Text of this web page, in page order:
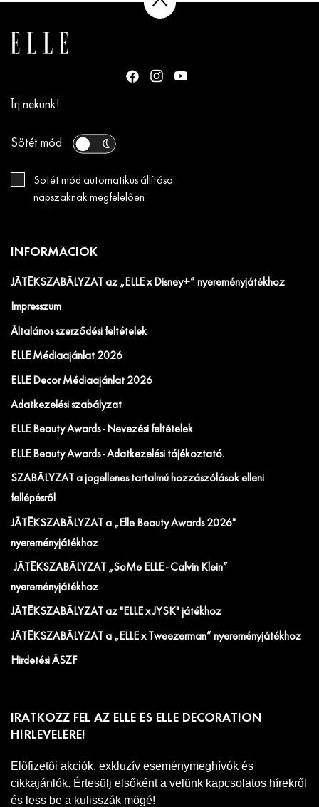
Írj nekünk!
Sötét mód
Sötét mód automatikus állítása
napszaknak megfelelően
INFORMÁCIÓK
JÁTÉKSZABÁLYZAT az „ELLE x Disney+” nyereményjátékhoz
Impresszum
Általános szerződési feltételek
ELLE Médiaajánlat 2026
ELLE Decor Médiaajánlat 2026
Adatkezelési szabályzat
ELLE Beauty Awards - Nevezési feltételek
ELLE Beauty Awards - Adatkezelési tájékoztató.
SZABÁLYZAT a jogellenes tartalmú hozzászólások elleni
fellépésről
JÁTÉKSZABÁLYZAT a „Elle Beauty Awards 2026"
nyereményjátékhoz
JÁTÉKSZABÁLYZAT „SoMe ELLE - Calvin Klein”
nyereményjátékhoz
JÁTÉKSZABÁLYZAT az "ELLE x JYSK" játékhoz
JÁTÉKSZABÁLYZAT a „ELLE x Tweezerman” nyereményjátékhoz
Hirdetési ÁSZF
IRATKOZZ FEL AZ ELLE ÉS ELLE DECORATION
HÍRLEVELÉRE!
Előfizetői akciók, exkluzív eseménymeghívók és
cikkajánlók. Értesülj elsőként a velünk kapcsolatos hírekről
és less be a kulisszák mögé!